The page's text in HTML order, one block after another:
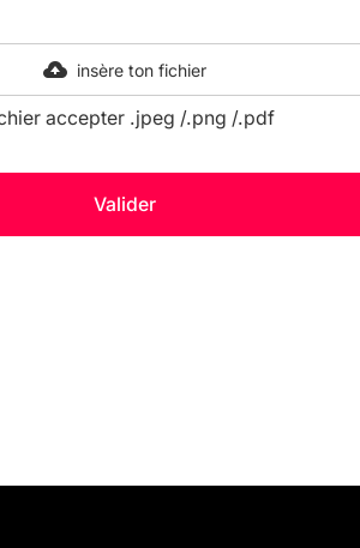
insère ton fichier
accepter .jpeg /.png /.pdf